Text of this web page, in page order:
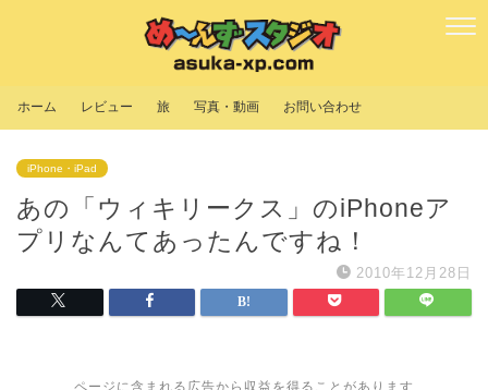
ホーム レビュー 旅 写真・動画 お問い合わせ
iPhone・iPad
あの「ウィキリークス」のiPhoneア
プリなんてあったんですね！
2010年12月28日
ページに含まれる広告から収益を得ることがあります